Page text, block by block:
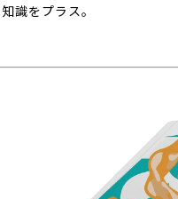
識をプラス。